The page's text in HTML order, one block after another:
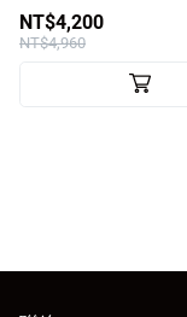
Youtube
NT$4,200
NT$4,960